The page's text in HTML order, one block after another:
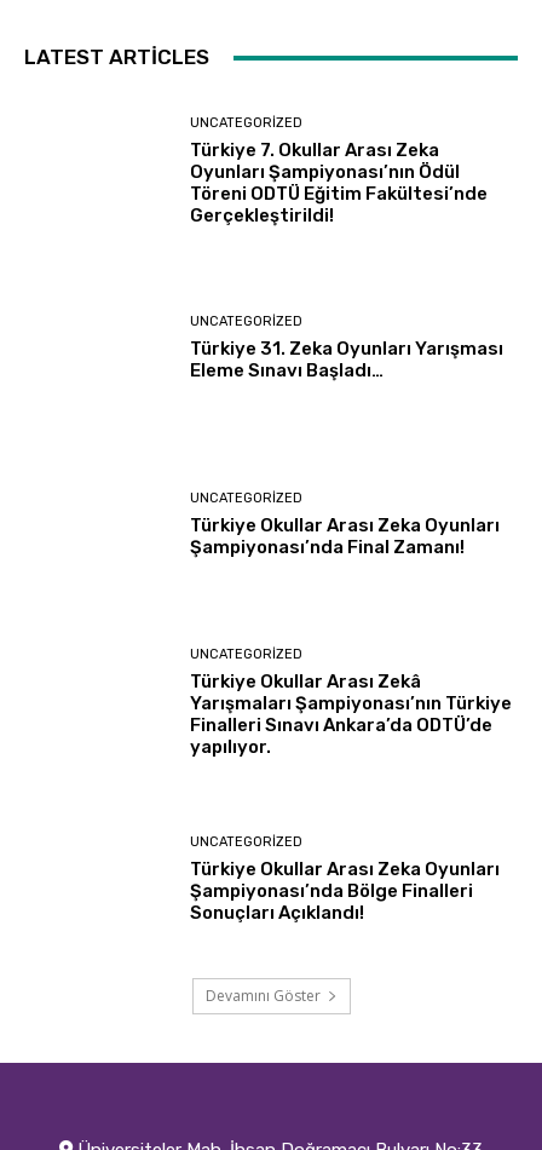
LATEST ARTICLES
UNCATEGORIZED
Türkiye 7. Okullar Arası Zeka
Oyunları Şampiyonası’nın Ödül
Töreni ODTÜ Eğitim Fakültesi’nde
Gerçekleştirildi!
UNCATEGORIZED
Türkiye 31. Zeka Oyunları Yarışması
Eleme Sınavı Başladı…
UNCATEGORIZED
Türkiye Okullar Arası Zeka Oyunları
Şampiyonası’nda Final Zamanı!
UNCATEGORIZED
Türkiye Okullar Arası Zekâ
Yarışmaları Şampiyonası’nın Türkiye
Finalleri Sınavı Ankara’da ODTÜ’de
yapılıyor.
UNCATEGORIZED
Türkiye Okullar Arası Zeka Oyunları
Şampiyonası’nda Bölge Finalleri
Sonuçları Açıklandı!
Devamını Göster